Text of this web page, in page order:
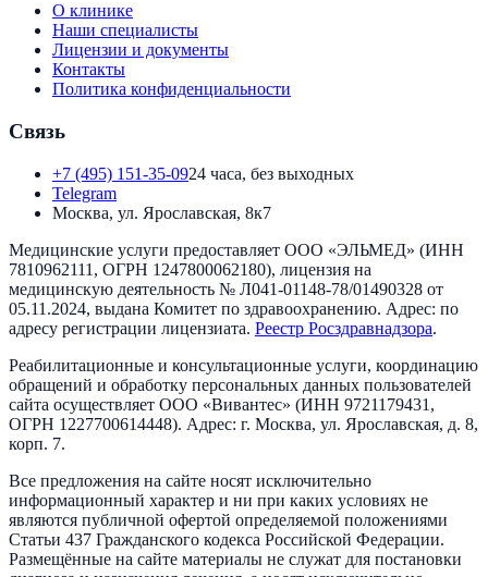
О клинике
Наши специалисты
Лицензии и документы
Контакты
Политика конфиденциальности
Связь
+7 (495) 151-35-0924 часа, без выходных
Telegram
Москва, ул. Ярославская, 8к7
Медицинские услуги предоставляет ООО «ЭЛЬМЕД» (ИНН
7810962111 , ОГРН 1247800062180), лицензия на
медицинскую деятельность № Л041-01148-78/01490328 от
05.11.2024, выдана Комитет по здравоохранению. Адрес: по
адресу регистрации лицензиата. Реестр Росздравнадзора.
Реабилитационные и консультационные услуги, координацию
обращений и обработку персональных данных пользователей
сайта осуществляет ООО «Вивантес» (ИНН 9721179431 ,
ОГРН 1227700614448). Адрес: г. Москва, ул. Ярославская, д. 8,
корп. 7.
Все предложения на сайте носят исключительно
информационный характер и ни при каких условиях не
являются публичной офертой определяемой положениями
Статьи 437 Гражданского кодекса Российской Федерации.
Размещённые на сайте материалы не служат для постановки